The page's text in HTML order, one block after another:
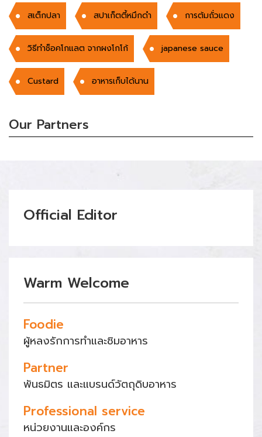
สเต็กปลา สปาเก็ตตี้หมึกดำ การต้มถั่วแดง
วิธีทำช็อคโกแลต จากผงโกโก้ japanese sauce
Custard อาหารเก็บได้นาน
Our Partners
Official Editor
Warm Welcome
Foodie
ผู้หลงรักการทำและชิมอาหาร
Partner
พันธมิตร และแบรนด์วัตถุดิบอาหาร
Professional service
หน่วยงานและองค์กร